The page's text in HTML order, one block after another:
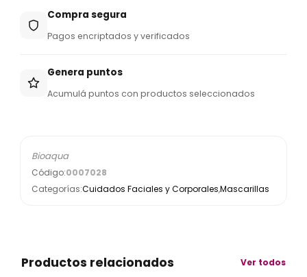
Compra segura
Pagos encriptados y verificados
Genera puntos
Acumulá puntos con productos seleccionados
Bioaqua
Código:0007028
Categorías:Cuidados Faciales y Corporales,Mascarillas
Productos relacionados Ver todos